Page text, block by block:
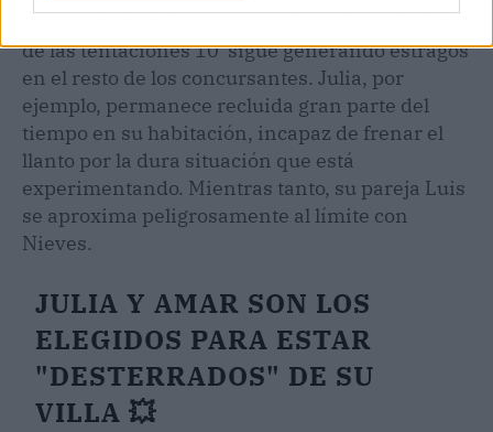
de las tentaciones 10' sigue generando estragos
en el resto de los concursantes. Julia, por
ejemplo, permanece recluida gran parte del
tiempo en su habitación, incapaz de frenar el
llanto por la dura situación que está
experimentando. Mientras tanto, su pareja Luis
se aproxima peligrosamente al límite con
Nieves.
JULIA Y AMAR SON LOS
ELEGIDOS PARA ESTAR
"DESTERRADOS" DE SU
VILLA 💥